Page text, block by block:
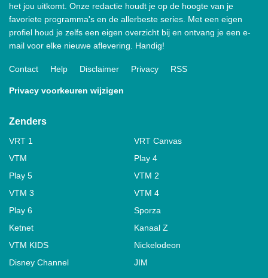
het jou uitkomt. Onze redactie houdt je op de hoogte van je
favoriete programma's en de allerbeste series. Met een eigen
profiel houd je zelfs een eigen overzicht bij en ontvang je een e-
mail voor elke nieuwe aflevering. Handig!
Contact Help Disclaimer Privacy RSS
Privacy voorkeuren wijzigen
Zenders
VRT 1
VRT Canvas
VTM
Play 4
Play 5
VTM 2
VTM 3
VTM 4
Play 6
Sporza
Ketnet
Kanaal Z
VTM KIDS
Nickelodeon
Disney Channel
JIM